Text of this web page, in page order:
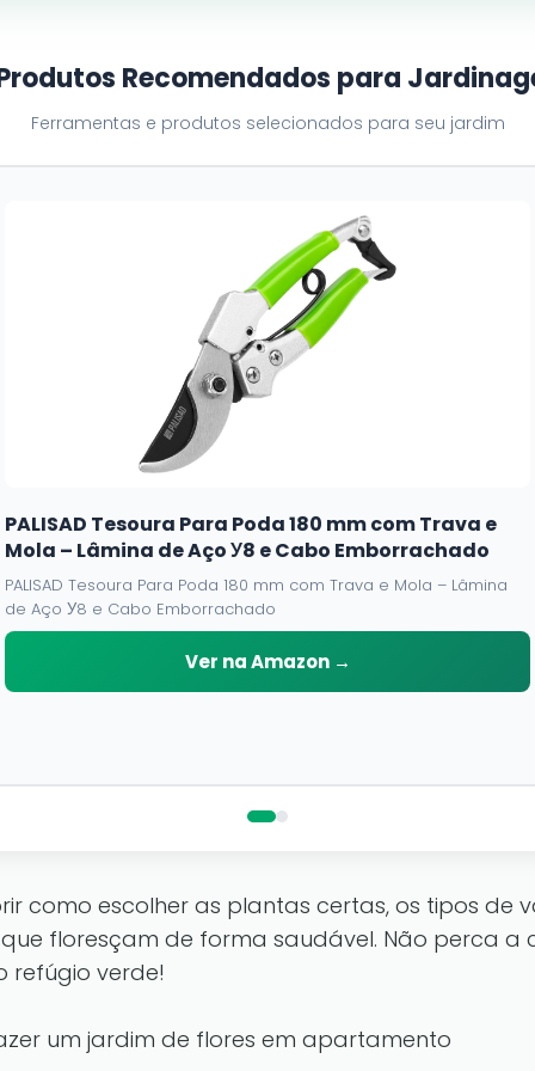
Recomendados para
Ferramentas e produtos selecionados para seu jardim
PALISAD Tesoura Para Poda 180 mm com Trava e
Mola – Lâmina de Aço У8 e Cabo Emborrachado
PALISAD Tesoura Para Poda 180 mm com Trava e Mola – Lâmina
de Aço У8 e Cabo Emborrachado
Ver na Amazon →
como escolher as plantas certas, os tipos de
floresçam de forma saudável. Não perca a
refúgio verde!